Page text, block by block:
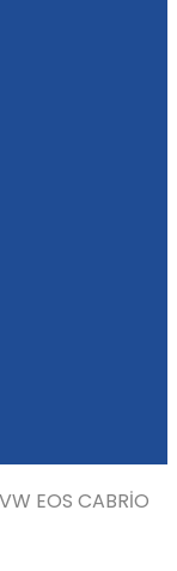
VW EOS CABRİO